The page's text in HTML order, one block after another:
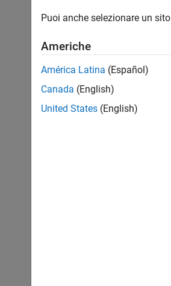
Puoi anche selezionare un
Americhe
América Latina (Español)
Canada (English)
United States (English)